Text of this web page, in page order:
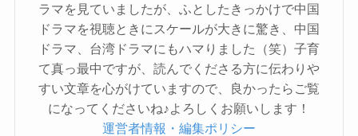
ラマを見ていましたが、ふとしたきっかけで中国
ドラマを視聴ときにスケールが大きに驚き、中国
ドラマ、台湾ドラマにもハマりました（笑）子育
て真っ最中ですが、読んでくださる方に伝わりや
すい文章を心がけていますので、良かったらご覧
になってくださいね♪よろしくお願いします！
運営者情報・編集ポリシー